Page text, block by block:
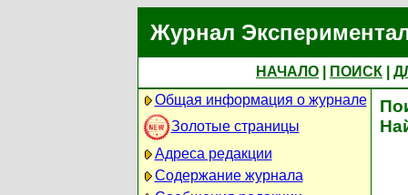
Журнал
НАЧАЛО ПОИСК
Общая информация о журнале
Золотые страницы
Адреса редакции
Содержание журнала